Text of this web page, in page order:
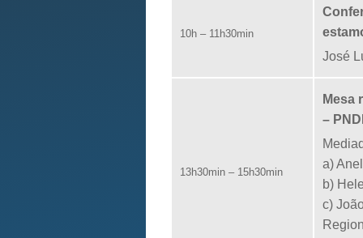
10h – 11h30min
José
13h30min – 15h30min
Mesa
–
a)
b)
c)